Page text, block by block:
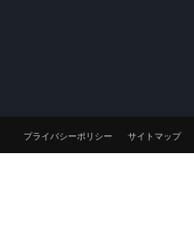
プライバシーポリシー サイトマップ